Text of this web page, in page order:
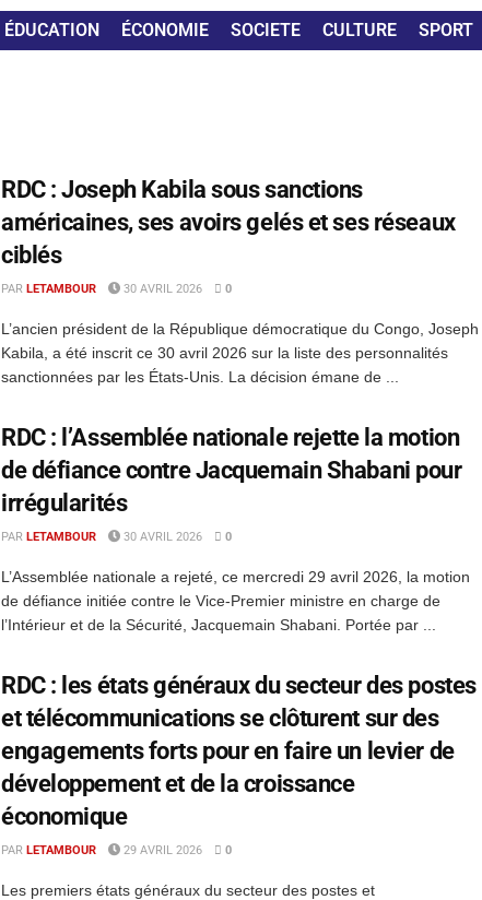
ÉDUCATION ÉCONOMIE SOCIETE CULTURE SPORT
RDC : Joseph Kabila sous sanctions
américaines, ses avoirs gelés et ses réseaux
ciblés
PAR LETAMBOUR 30 AVRIL 2026 0
L’ancien président de la République démocratique du Congo, Joseph
Kabila, a été inscrit ce 30 avril 2026 sur la liste des personnalités
sanctionnées par les États-Unis. La décision émane de ...
RDC : l’Assemblée nationale rejette la motion
de défiance contre Jacquemain Shabani pour
irrégularités
PAR LETAMBOUR 30 AVRIL 2026 0
L’Assemblée nationale a rejeté, ce mercredi 29 avril 2026, la motion
de défiance initiée contre le Vice-Premier ministre en charge de
l’Intérieur et de la Sécurité, Jacquemain Shabani. Portée par ...
RDC : les états généraux du secteur des postes
et télécommunications se clôturent sur des
engagements forts pour en faire un levier de
développement et de la croissance
économique
PAR LETAMBOUR 29 AVRIL 2026 0
Les premiers états généraux du secteur des postes et